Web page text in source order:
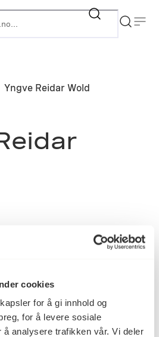
cookies
for å gi innhold og
for å levere sosiale
å analysere trafikken vår. Vi deler
Yngve Reidar Wold